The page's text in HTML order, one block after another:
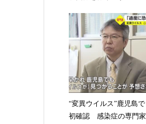
“変異ウイルス”鹿児島で
初確認 感染症の専門家